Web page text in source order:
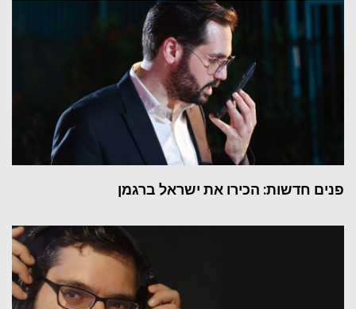
פנים חדשות: הכירו את ישראל ברגמן